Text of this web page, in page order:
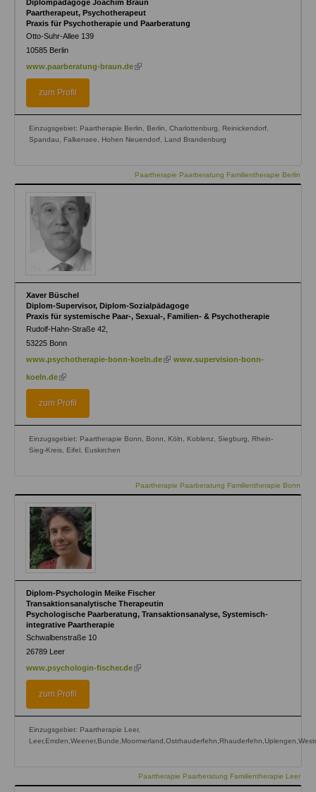
Diplompädagoge Joachim Braun
Paartherapeut, Psychotherapeut
Praxis für Psychotherapie und Paarberatung
Otto-Suhr-Allee 139
10585 Berlin
www.paarberatung-braun.de (link
zum Profil
Einzugsgebiet: Paartherapie Berlin, Berlin, Charlottenburg, Reinickendorf,
Spandau, Falkensee, Hohen Neuendorf, Land Brandenburg
Paartherapie Paarberatung Familientherapie Berlin
Xaver Büschel
Diplom-Supervisor, Diplom-Sozialpädagoge
Praxis für systemische Paar-, Sexual-, Familien- & Psychotherapie
Rudolf-Hahn-Straße 42,
53225 Bonn
www.psychotherapie-bonn-koeln.de (linkwww.supervision-bonn-
koeln.de (link
zum Profil
Einzugsgebiet: Paartherapie Bonn, Bonn, Köln, Koblenz, Siegburg, Rhein-
Sieg-Kreis, Eifel, Euskirchen
Paartherapie Paarberatung Familientherapie Bonn
Diplom-Psychologin Meike Fischer
Transaktionsanalytische Therapeutin
Psychologische Paarberatung, Transaktionsanalyse, Systemisch-
integrative Paartherapie
Schwalbenstraße 10
26789 Leer
www.psychologin-fischer.de (link
zum Profil
Einzugsgebiet: Paartherapie Leer,
Paartherapie Paarberatung Familientherapie Leer